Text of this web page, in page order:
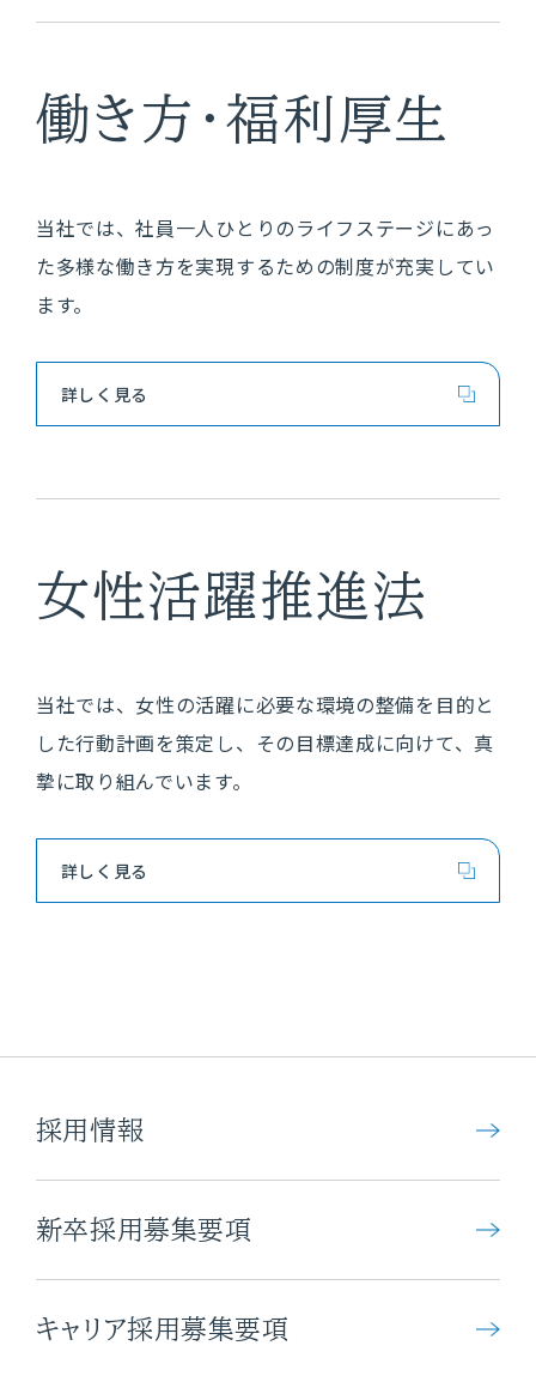
2027年度マイペー
2028年度マイペー
ジ登録
キャリア採用
募集要項・選考フロー
中途採用比率
NTTデータ ウェーブが提供する
多彩なソリューション
サービス
ソリューションサービス
導入事例
働き方・福利厚生
当社では、社員一人ひとりのライフステージにあっ
た多様な働き方を実現するための制度が充実してい
ます。
詳しく見る
女性活躍推進法
当社では、女性の活躍に必要な環境の整備を目的と
した行動計画を策定し、その目標達成に向けて、真
摯に取り組んでいます。
詳しく見る
採用情報
新卒採用募集要項
キャリア採用募集要項